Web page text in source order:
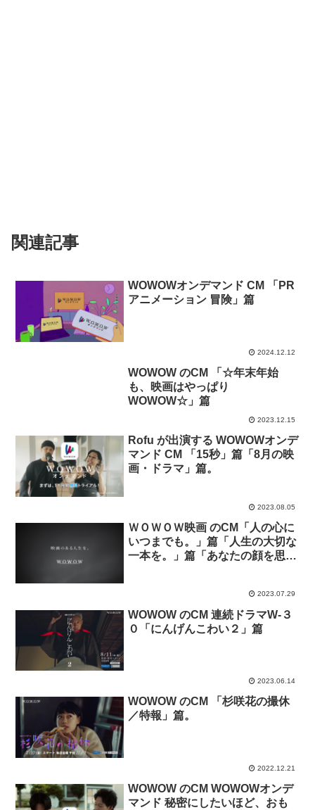
関連記事
WOWOWオンデマンド CM 「PR
アニメーション 冒険」篇
2024.12.12
WOWOW のCM 「☆年末年始
も、映画はやっぱり
WOWOW☆」篇
2023.12.15
Rofu が出演する WOWOWオンデ
マンド CM 「15秒」篇「8月の映
画・ドラマ」篇。
2023.08.05
ＷＯＷＯＷ映画 のCM「人の心に
いつまでも。」篇「人生の大切な
一本を。」篇「あなたの顔を思い
2023.07.29
WOWOW のCM 連続ドラマW-３
０「にんげんこわい２」篇
2023.06.14
WOWOW のCM 「杉咲花の撮休
／特報」篇。
2022.12.21
WOWOW のCM WOWOWオンデ
マンド 秘密にしたいほど、おも